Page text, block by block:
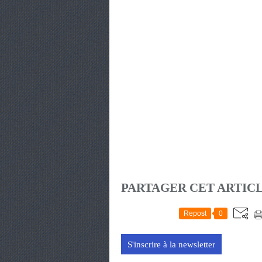
PARTAGER CET
Repost 0
S'inscrire à la newsletter